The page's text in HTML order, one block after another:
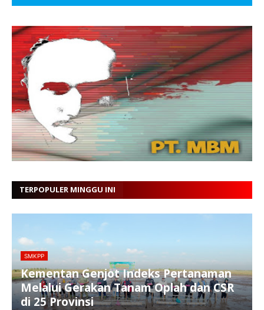
TERPOPULER MINGGU INI
SMKPP
Kementan Genjot Indeks Pertanaman
Melalui Gerakan Tanam Oplah dan CSR
di 25 Provinsi